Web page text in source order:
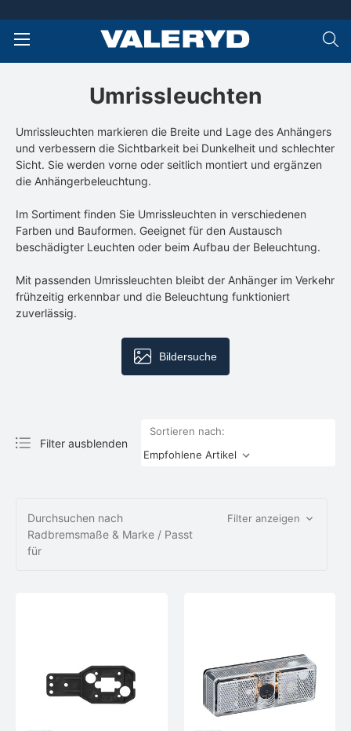
Umrissleuchten
Umrissleuchten markieren die Breite und Lage des Anhängers
und verbessern die Sichtbarkeit bei Dunkelheit und schlechter
Sicht. Sie werden vorne oder seitlich montiert und ergänzen
die Anhängerbeleuchtung.
Im Sortiment finden Sie Umrissleuchten in verschiedenen
Farben und Bauformen. Geeignet für den Austausch
beschädigter Leuchten oder beim Aufbau der Beleuchtung.
Mit passenden Umrissleuchten bleibt der Anhänger im Verkehr
frühzeitig erkennbar und die Beleuchtung funktioniert
zuverlässig.
Bildersuche
Filter ausblenden
Sortieren nach:
Durchsuchen nach
Radbremsmaße & Marke / Passt
für
Filter anzeigen